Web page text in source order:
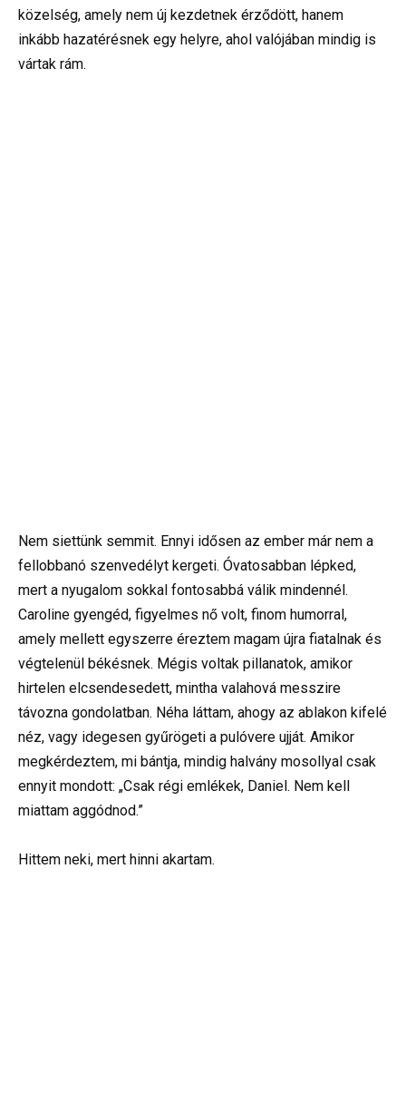
közelség, amely nem új kezdetnek érződött, hanem
inkább hazatérésnek egy helyre, ahol valójában mindig is
vártak rám.
Nem siettünk semmit. Ennyi idősen az ember már nem a
fellobbanó szenvedélyt kergeti. Óvatosabban lépked,
mert a nyugalom sokkal fontosabbá válik mindennél.
Caroline gyengéd, figyelmes nő volt, finom humorral,
amely mellett egyszerre éreztem magam újra fiatalnak és
végtelenül békésnek. Mégis voltak pillanatok, amikor
hirtelen elcsendesedett, mintha valahová messzire
távozna gondolatban. Néha láttam, ahogy az ablakon kifelé
néz, vagy idegesen gyűrögeti a pulóvere ujját. Amikor
megkérdeztem, mi bántja, mindig halvány mosollyal csak
ennyit mondott: „Csak régi emlékek, Daniel. Nem kell
miattam aggódnod.”
Hittem neki, mert hinni akartam.